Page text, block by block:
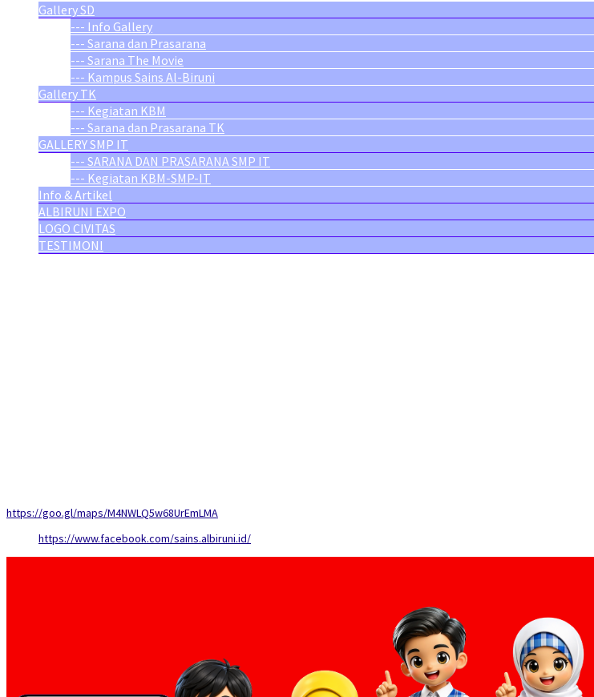
Gallery SD
--- Info Gallery
--- Sarana dan Prasarana
--- Sarana The Movie
--- Kampus Sains Al-Biruni
Gallery TK
--- Kegiatan KBM
--- Sarana dan Prasarana TK
GALLERY SMP IT
--- SARANA DAN PRASARANA SMP IT
--- Kegiatan KBM-SMP-IT
Info & Artikel
ALBIRUNI EXPO
LOGO CIVITAS
TESTIMONI
https://goo.gl/maps/M4NWLQ5w68UrEmLMA
https://www.facebook.com/sains.albiruni.id/